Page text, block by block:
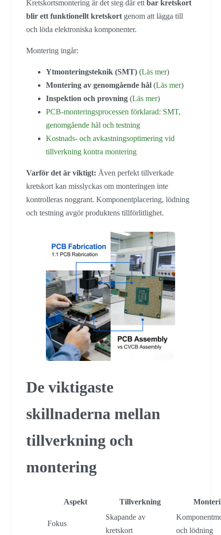
Kretskortsmontering är det steg där ett bar kretskort
blir ett funktionellt kretskort genom att lägga till
och löda elektroniska komponenter.
Montering ingår:
Ytmonteringsteknik (SMT) (Läs mer)
Montering av genomgående hål (Läs mer)
Inspektion och provning (Läs mer)
PCB-monteringsprocessen förklarad: SMT,
genomgående hål och testning
Kostnads- och avkastningsoptimering vid
tillverkning kontra montering
Varför det är viktigt: Även perfekt tillverkade
kretskort kan misslyckas om monteringen inte
kontrolleras noggrant. Komponentplacering, lödning
och testning avgör produktens tillförlitlighet.
De viktigaste
skillnaderna mellan
tillverkning och
montering
Aspekt Tillverkning
Fokus
Skapande av
kretskort
och lödning